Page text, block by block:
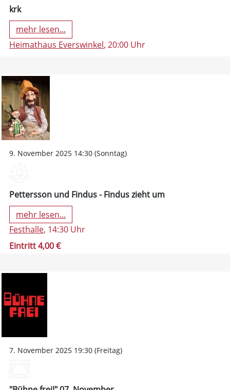
krk
mehr lesen...
Heimathaus Everswinkel, 20:00 Uhr
9. November 2025 14:30 (Sonntag)
Pettersson und Findus - Findus zieht um
mehr lesen...
Festhalle, 14:30 Uhr
Eintritt 4,00 €
7. November 2025 19:30 (Freitag)